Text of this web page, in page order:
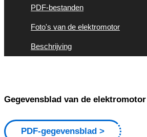
PDF-bestanden
Foto's van de elektromotor
Beschrijving
Gegevensblad van de elektromotor
PDF-gegevensblad